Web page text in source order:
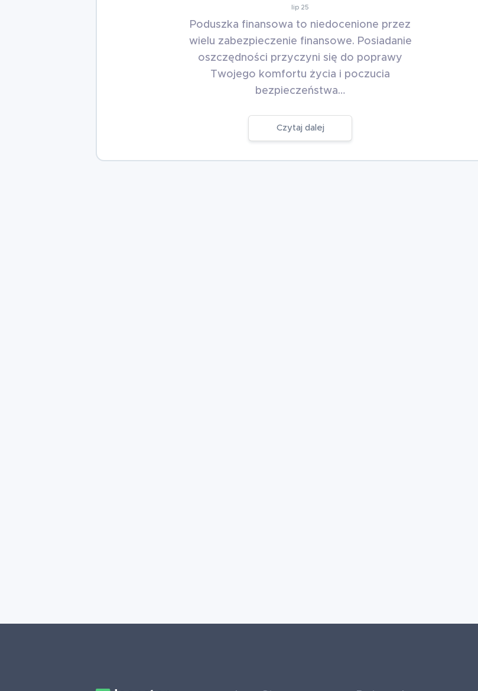
lip 25
Poduszka finansowa to niedocenione przez
wielu zabezpieczenie finansowe. Posiadanie
oszczędności przyczyni się do poprawy
Twojego komfortu życia i poczucia
bezpieczeństwa…
Czytaj dalej